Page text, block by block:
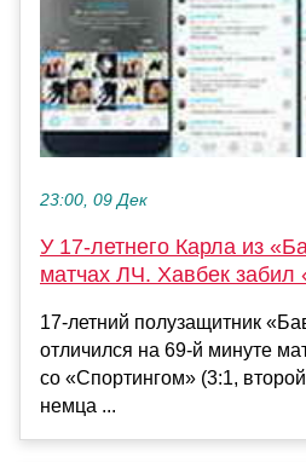
23:00, 09 Дек
У 17-летнего Карла из
матчах ЛЧ. Хавбек забил
17-летний полузащитник
отличился на 69-й минуте
со «Спортингом» (3:1,
немца ...